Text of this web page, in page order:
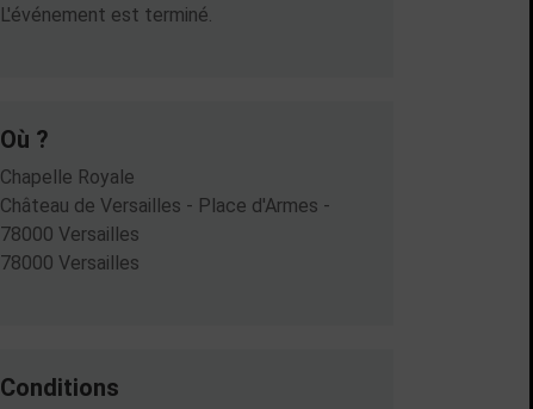
Dates en cours
L'événement est terminé.
Où ?
Chapelle Royale
Château de Versailles - Place d'Armes -
78000 Versailles
78000 Versailles
Conditions